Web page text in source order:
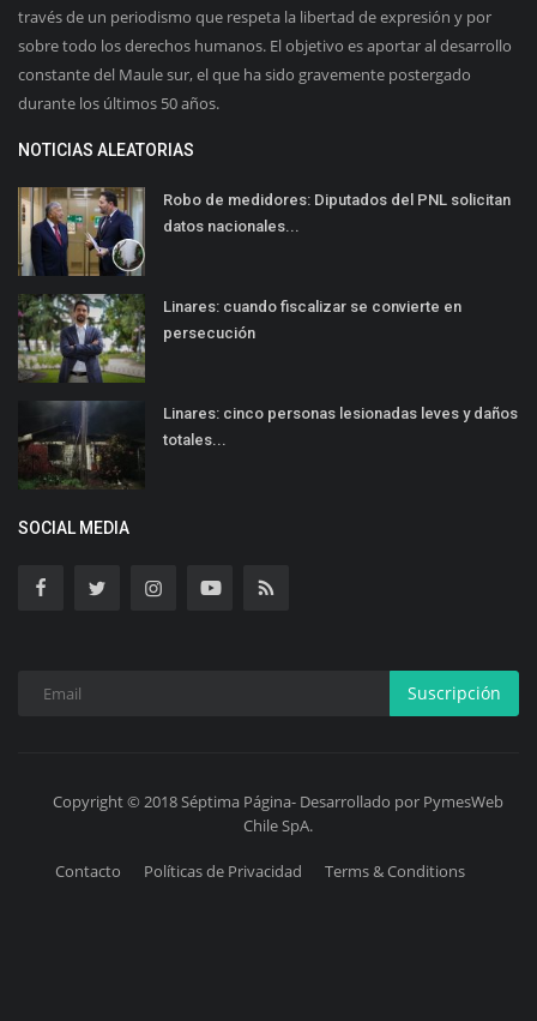
través de un periodismo que respeta la libertad de expresión y por
sobre todo los derechos humanos. El objetivo es aportar al desarrollo
constante del Maule sur, el que ha sido gravemente postergado
durante los últimos 50 años.
NOTICIAS ALEATORIAS
Robo de medidores: Diputados del PNL solicitan
datos nacionales...
Linares: cuando fiscalizar se convierte en
persecución
Linares: cinco personas lesionadas leves y daños
totales...
SOCIAL MEDIA
Suscripción
Copyright © 2018 Séptima Página- Desarrollado por PymesWeb
Chile SpA.
Contacto Políticas de Privacidad Terms & Conditions